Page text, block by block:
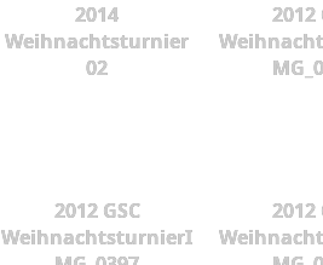
2014
Weihnachtsturnier
02
2012
2012 GSC
WeihnachtsturnierI
2012